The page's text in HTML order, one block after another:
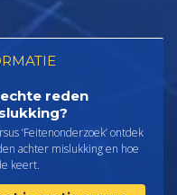
reden
‘Feitenonderzoek’ ontdek
achter mislukking en hoe
keert.